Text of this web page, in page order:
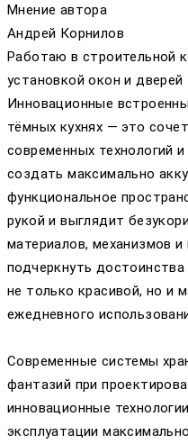
Мнение автора
Андрей Корнилов
Работаю в строительной
установкой окон и дверей
Инновационные
тёмных кухнях — это
современных технологий
создать максимально
функциональное
рукой и выглядит
материалов, механизмов
подчеркнуть
не только красивой, но и
ежедневного
Современные системы
фантазий при
инновационные
эксплуатации